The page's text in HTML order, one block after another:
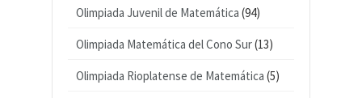
Olimpiada Juvenil de Matemática (94)
Olimpiada Matemática del Cono Sur(13)
Olimpiada Rioplatense de Matemática (5)